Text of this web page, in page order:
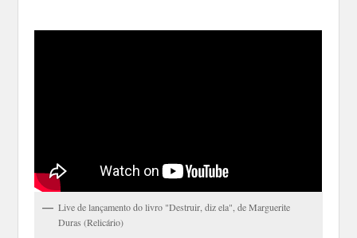
Live de lançamento do livro "Destruir, diz ela", de Marguerite
Duras (Relicário)